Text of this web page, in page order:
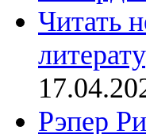
Читать
Рэпер